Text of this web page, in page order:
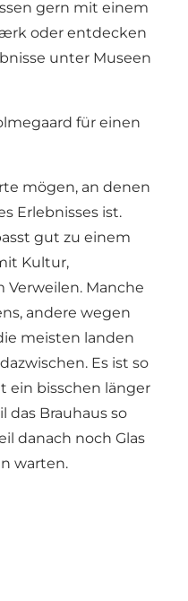
gern mit einem
oder entdecken
unter Museen
für einen
mögen, an denen
Erlebnisses ist.
gut zu einem
Kultur,
Manche
andere wegen
meisten landen
Es ist so
ein bisschen länger
das Brauhaus so
danach noch Glas
warten.